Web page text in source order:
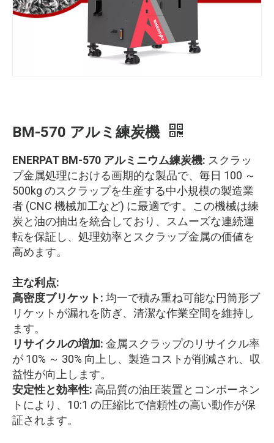
BM-570 アルミ練炭機
ENERPAT BM-570 アルミニウム練炭機: スクラッ
プ金属処理における画期的な製品で、毎日 100 ～
500kg のスクラップを生産する中小規模の製造業
者 (CNC 機械加工など) に最適です。この機械は練
炭と油の抽出を統合しており、スムーズな連続運
転を保証し、処理効率とスクラップ金属の価値を
高めます。
主な利点:
高密度ブリケット: 均一で積み重ね可能な円筒形ブ
リケットが漏れを防ぎ、清潔な作業空間を維持し
ます。
リサイクルの増加: 金属スクラップのリサイクル率
が 10% ～ 30% 向上し、製造コストが削減され、収
益性が向上します。
安定性と効率性: 高品質の油圧装置とコンポーネン
トにより、10:1 の圧縮比で信頼性の高い動作が保
証されます。